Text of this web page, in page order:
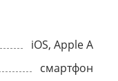
iOS, Apple A
смартфон